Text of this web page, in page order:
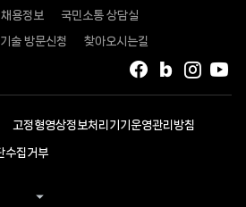
채용정보 국민소통 상담실
술 방문신청 찾아오시는길
인스
블로그
페이스북
고정형영상정보처리기기운영관리방침
수집거부